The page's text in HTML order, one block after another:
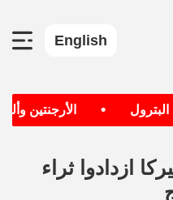
English
الأرجنتين
ازدادوا ثراء